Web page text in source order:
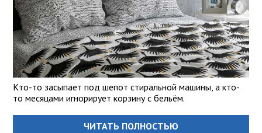
Кто-то засыпает под шепот стиральной машины, а кто-
то месяцами игнорирует корзину с бельём.
ЧИТАТЬ ПОЛНОСТЬЮ